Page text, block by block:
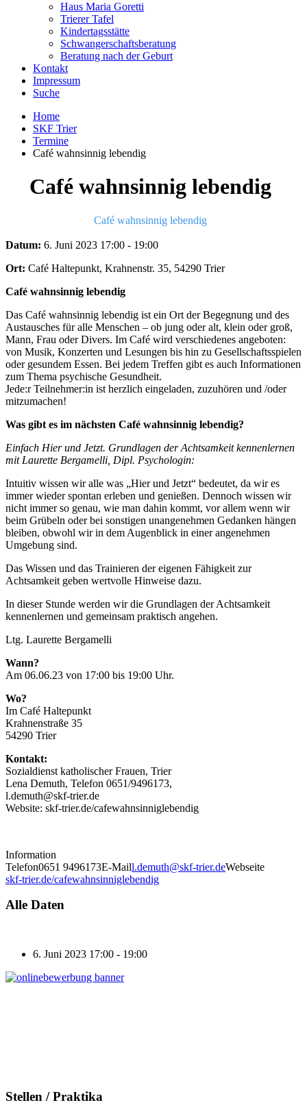
Haus Maria Goretti
Trierer Tafel
Kindertagsstätte
Schwangerschaftsberatung
Beratung nach der Geburt
Kontakt
Impressum
Suche
Home
SKF Trier
Termine
Café wahnsinnig lebendig
Café wahnsinnig lebendig
Café wahnsinnig lebendig
Datum: 6. Juni 2023 17:00 - 19:00
Ort: Café Haltepunkt, Krahnenstr. 35, 54290 Trier
Café wahnsinnig lebendig
Das Café wahnsinnig lebendig ist ein Ort der Begegnung und des
Austausches für alle Menschen – ob jung oder alt, klein oder groß,
Mann, Frau oder Divers. Im Café wird verschiedenes angeboten:
von Musik, Konzerten und Lesungen bis hin zu Gesellschaftsspielen
oder gesundem Essen. Bei jedem Treffen gibt es auch Informationen
zum Thema psychische Gesundheit.
Jede:r Teilnehmer:in ist herzlich eingeladen, zuzuhören und /oder
mitzumachen!
Was gibt es im nächsten Café wahnsinnig lebendig?
Einfach Hier und Jetzt. Grundlagen der Achtsamkeit kennenlernen
mit Laurette Bergamelli, Dipl. Psychologin:
Intuitiv wissen wir alle was „Hier und Jetzt“ bedeutet, da wir es
immer wieder spontan erleben und genießen. Dennoch wissen wir
nicht immer so genau, wie man dahin kommt, vor allem wenn wir
beim Grübeln oder bei sonstigen unangenehmen Gedanken hängen
bleiben, obwohl wir in dem Augenblick in einer angenehmen
Umgebung sind.
Das Wissen und das Trainieren der eigenen Fähigkeit zur
Achtsamkeit geben wertvolle Hinweise dazu.
In dieser Stunde werden wir die Grundlagen der Achtsamkeit
kennenlernen und gemeinsam praktisch angehen.
Ltg. Laurette Bergamelli
Wann?
Am 06.06.23 von 17:00 bis 19:00 Uhr.
Wo?
Im Café Haltepunkt
Krahnenstraße 35
54290 Trier
Kontakt:
Sozialdienst katholischer Frauen, Trier
Lena Demuth, Telefon 0651/9496173,
l.demuth@skf-trier.de
Website: skf-trier.de/cafewahnsinniglebendig
Information
Telefon0651 9496173E-Maill.demuth@skf-trier.deWebseite
skf-trier.de/cafewahnsinniglebendig
Alle Daten
6. Juni 2023 17:00 - 19:00
Stellen / Praktika